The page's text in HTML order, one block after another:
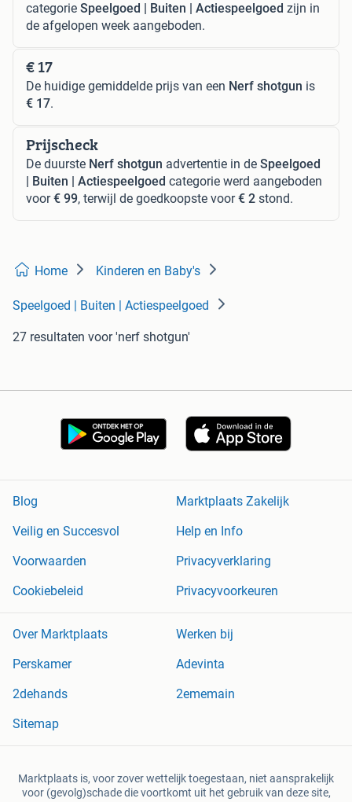
categorie Speelgoed | Buiten | Actiespeelgoed zijn in
de afgelopen week aangeboden.
€ 17
De huidige gemiddelde prijs van een Nerf shotgun is
€ 17.
Prijscheck
De duurste Nerf shotgun advertentie in de Speelgoed
| Buiten | Actiespeelgoed categorie werd aangeboden
voor€ 99, terwijl de goedkoopste voor€ 2 stond.
Home Kinderen en Baby's
Speelgoed | Buiten | Actiespeelgoed
27 resultaten voor 'nerf shotgun'
Blog
Marktplaats Zakelijk
Veilig en Succesvol
Help en Info
Voorwaarden
Privacyverklaring
Cookiebeleid
Privacyvoorkeuren
Over Marktplaats
Werken bij
Perskamer
Adevinta
2dehands
2ememain
Sitemap
Marktplaats is, voor zover wettelijk toegestaan, niet aansprakelijk
voor (gevolg)schade die voortkomt uit het gebruik van deze site,